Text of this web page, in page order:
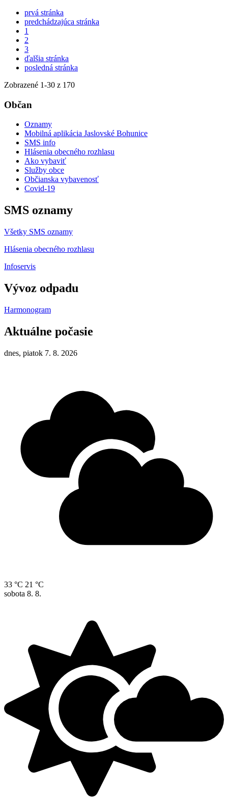
prvá stránka
predchádzajúca stránka
1
2
3
ďalšia stránka
posledná stránka
Zobrazené 1-30 z 170
Občan
Oznamy
Mobilná aplikácia Jaslovské Bohunice
SMS info
Hlásenia obecného rozhlasu
Ako vybaviť
Služby obce
Občianska vybavenosť
Covid-19
SMS oznamy
Všetky SMS oznamy
Hlásenia obecného rozhlasu
Infoservis
Vývoz odpadu
Harmonogram
Aktuálne počasie
dnes, piatok 7. 8. 2026
33 °C 21 °C
sobota 8. 8.